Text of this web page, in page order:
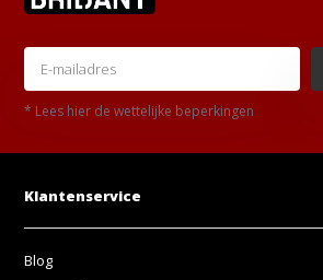
* Lees hier de wettelijke beperkingen
Klantenservice
Blog